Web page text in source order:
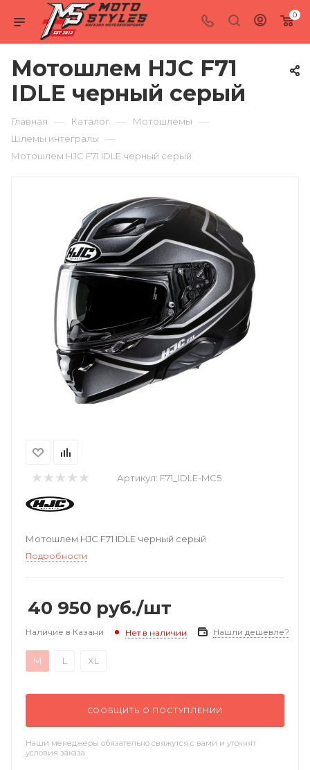
0
Мотошлем HJC F71
IDLE черный серый
Главная — Каталог — Мотошлемы —
Шлемы интегралы —
Мотошлем HJC F71 IDLE черный серый
Артикул: F71_IDLE-MC5
Мотошлем HJC F71 IDLE черный серый
Подробности
40 950 руб./шт
Наличие в Казани Нет в наличии Нашли дешевле?
M L XL
СООБЩИТЬ О ПОСТУПЛЕНИИ
Наши менеджеры обязательно свяжутся с вами и уточнят
условия заказа